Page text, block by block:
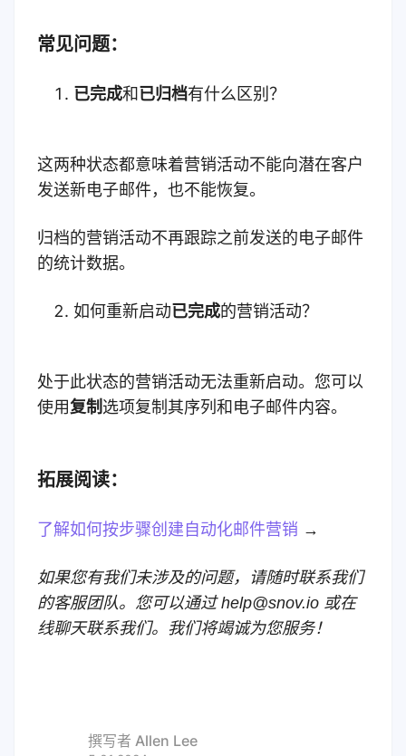
常见问题：
已完成和 已归档有什么区别？
这两种状态都意味着营销活动不能向潜在客户
发送新电子邮件，也不能恢复。
归档的营销活动不再跟踪之前发送的电子邮件
的统计数据。
如何重新启动已完成的营销活动？
处于此状态的营销活动无法重新启动。您可以
使用复制选项复制其序列和电子邮件内容。
拓展阅读：
了解如何按步骤创建自动化邮件营销 →
如果您有我们未涉及的问题，请随时联系我们
的客服团队。您可以通过 help@snov.io 或在
线聊天联系我们。我们将竭诚为您服务！
撰写者 Allen Lee